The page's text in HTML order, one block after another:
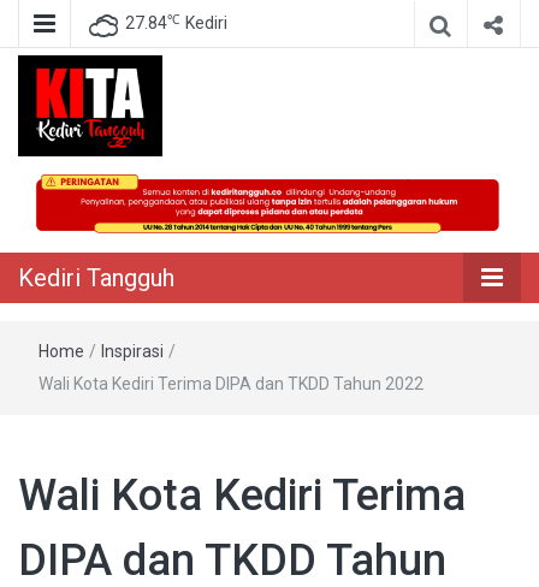
27.84℃ Kediri
Kediri Tangguh
Berita Akurat Terpercaya
Kediri Tangguh
Home / Inspirasi /
Wali Kota Kediri Terima DIPA dan TKDD Tahun 2022
Wali Kota Kediri Terima
DIPA dan TKDD Tahun